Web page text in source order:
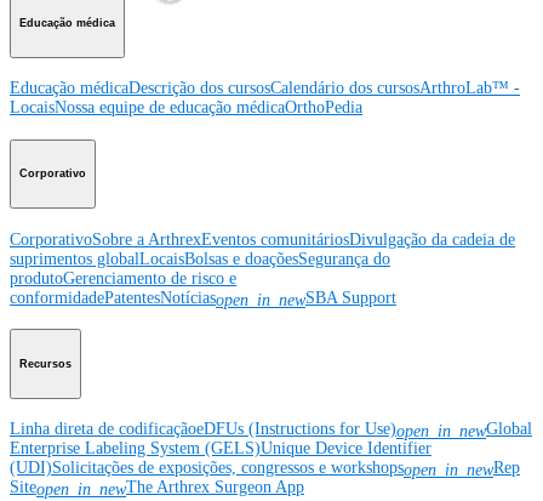
Educação médica
Educação médicaDescrição dos cursosCalendário dos cursosArthroLab™ -
LocaisNossa equipe de educação médicaOrthoPedia
Corporativo
CorporativoSobre a ArthrexEventos comunitáriosDivulgação da cadeia de
suprimentos globalLocaisBolsas e doaçõesSegurança do
produtoGerenciamento de risco e
conformidadePatentesNotíciasopen_in_newSBA Support
Recursos
Linha direta de codificaçãoeDFUs (Instructions for Use)open_in_newGlobal
Enterprise Labeling System (GELS)Unique Device Identifier
(UDI)Solicitações de exposições, congressos e workshopsopen_in_newRep
Siteopen_in_newThe Arthrex Surgeon App